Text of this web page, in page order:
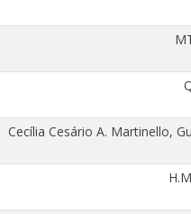
Cecília Cesário A. Martinello,